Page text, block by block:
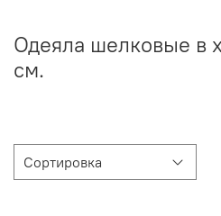
Одеяла шелковые в
см.